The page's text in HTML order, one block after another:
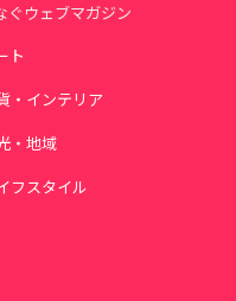
ぐウェブマガジン
ト
・インテリア
・地域
フスタイル